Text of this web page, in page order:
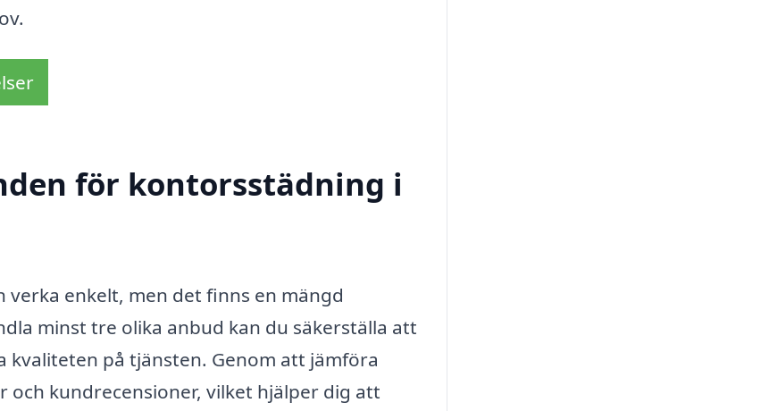
för kontorsstädning i
enkelt, men det finns en mängd
minst tre olika anbud kan du säkerställa att
på tjänsten. Genom att jämföra
kundrecensioner, vilket hjälper dig att